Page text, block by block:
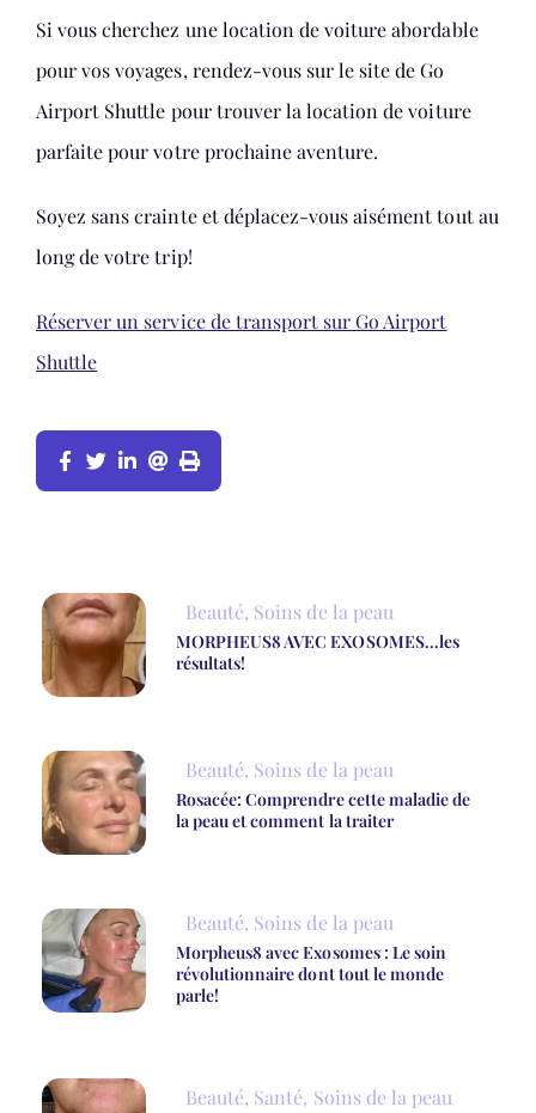
Si vous cherchez une location de voiture abordable
pour vos voyages, rendez-vous sur le site de Go
Airport Shuttle pour trouver la location de voiture
parfaite pour votre prochaine aventure.
Soyez sans crainte et déplacez-vous aisément tout au
long de votre trip!
Réserver un service de transport sur Go Airport
Shuttle
Beauté, Soins de la peau
MORPHEUS8 AVEC EXOSOMES…les
résultats!
Beauté, Soins de la peau
Rosacée: Comprendre cette maladie de
la peau et comment la traiter
Beauté, Soins de la peau
Morpheus8 avec Exosomes : Le soin
révolutionnaire dont tout le monde
parle!
Beauté, Santé, Soins de la peau